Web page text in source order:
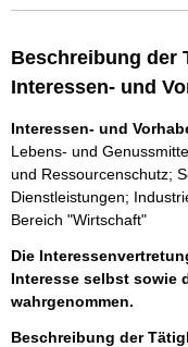
Beschreibung der
Interessen- und
Interessen- und
Lebens- und
und Ressourcenschutz;
Dienstleistungen;
Bereich "Wirtschaft"
Die
Interesse selbst sowie
wahrgenommen.
Beschreibung der